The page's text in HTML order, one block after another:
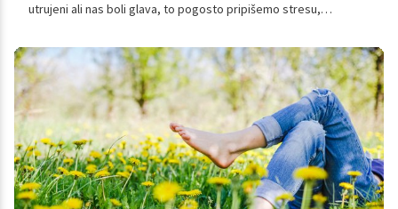
utrujeni ali nas boli glava, to pogosto pripišemo stresu,
to lahko visok krvni tlak. Ker se pogosto ne kaže z opozorilnimi
znaki, ga zlahka spregledamo. Redno merjenje krvnega tlaka je
zato ena najpreprostejših, a dobrih navad, ki jih lahko vpeljemo
v svoje življenje.